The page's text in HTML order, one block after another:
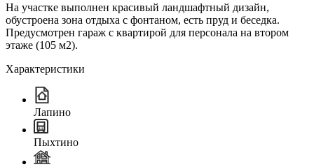
На участке выполнен красивый ландшафтный дизайн,
обустроена зона отдыха с фонтаном, есть пруд и беседка.
Предусмотрен гараж с квартирой для персонала на втором
этаже (105 м2).
Характеристики
Лапино
Пыхтино